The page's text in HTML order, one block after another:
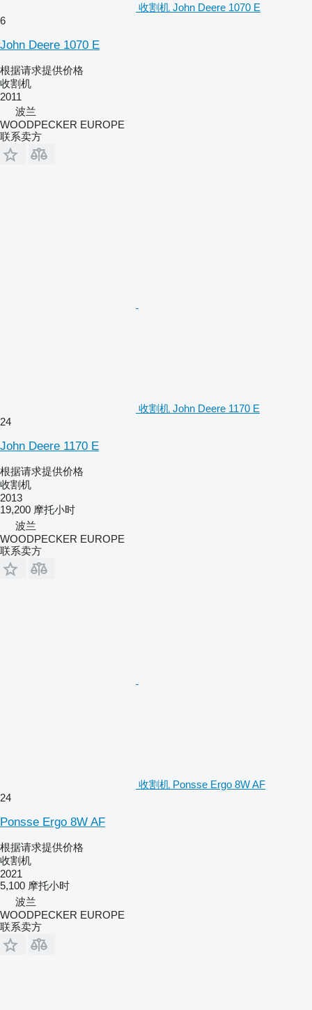
收割机 John Deere 1070 E
6
John Deere 1070 E
根据请求提供价格
收割机
2011
波兰
WOODPECKER EUROPE
联系卖方
收割机 John Deere 1170 E
24
John Deere 1170 E
根据请求提供价格
收割机
2013
19,200 摩托小时
波兰
WOODPECKER EUROPE
联系卖方
收割机 Ponsse Ergo 8W AF
24
Ponsse Ergo 8W AF
根据请求提供价格
收割机
2021
5,100 摩托小时
波兰
WOODPECKER EUROPE
联系卖方